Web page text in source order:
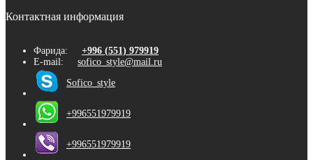
Контактная информация
Фарида: +996 (551) 979919
E-mail: sofico_style@mail.ru
Sofico_style
+996551979919
+996551979919